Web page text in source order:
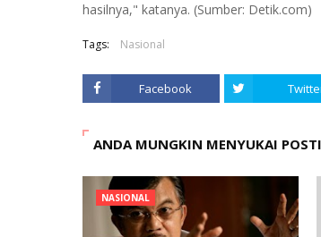
hasilnya," katanya. (Sumber: Detik.com)
Tags: Nasional
Facebook
ANDA MUNGKIN MENYUKAI
NASIONAL